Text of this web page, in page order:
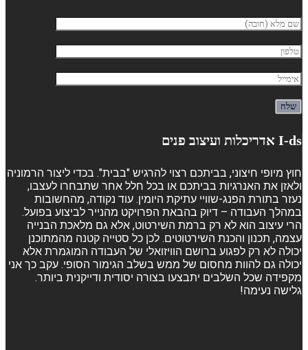
I-ds אדריכלות ועיצוב פנים
חוץ מיופי חיצוני, בביתכם רצוי להרגיש "בבית". בכדי ליצור הרמוניה
ולאזן את האנרגיות בביתכם או בכל חלל אחר שתבחרו לעצבו,
נעזר בתורת הפנג-שוויי עתיקת היומין. עוד נקודה, מהחשובות
במהלך העבודה – דיוק בהבאת הפרויקט מהנייר לביצוע בפועל.
הרי עיצוב הוא לא רק ברמת השירטוט, אלא גם מלאכת הבנייה
עצמה, תכנון והכנת השירטוטים. לכן כל סטייה קטנה מהמתוכנן
יכולה לא רק לפגוע ברושם הוויזואלי של העבודה המוגמרת אלא
יכולה גם להוות מחסום של ממש בשלב הגימור הסופי. עקב כך אני
מקפידה שכל השלבים יתבצעו בצורה יסודית ודייקנית ביותר.
גלישה נעימה!